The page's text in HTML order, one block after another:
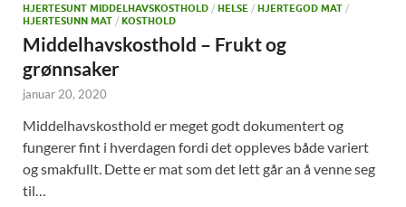
HJERTESUNT MIDDELHAVSKOSTHOLD / HELSE / HJERTEGOD MAT /
HJERTESUNN MAT / KOSTHOLD
Middelhavskosthold – Frukt og
grønnsaker
januar 20, 2020
Middelhavskosthold er meget godt dokumentert og
fungerer fint i hverdagen fordi det oppleves både variert
og smakfullt. Dette er mat som det lett går an å venne seg
til…